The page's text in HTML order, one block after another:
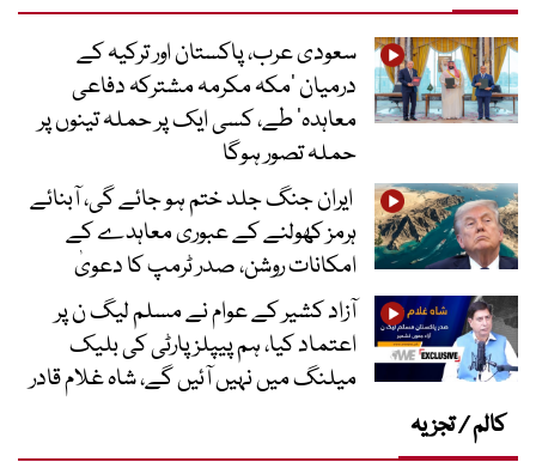
سعودی عرب، پاکستان اور ترکیہ کے
درمیان ’مکہ مکرمہ مشترکہ دفاعی
معاہدہ‘ طے، کسی ایک پر حملہ تینوں پر
حملہ تصور ہوگا
ایران جنگ جلد ختم ہو جائے گی، آبنائے
ہرمز کھولنے کے عبوری معاہدے کے
امکانات روشن، صدر ٹرمپ کا دعویٰ
آزاد کشیر کے عوام نے مسلم لیگ ن پر
اعتماد کیا، ہم پیپلز پارٹی کی بلیک
میلنگ میں نہیں آئیں گے، شاہ غلام قادر
کالم / تجزیہ